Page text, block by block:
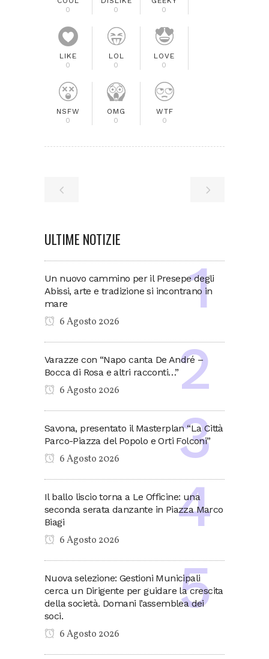
0
0
0
LIKE
0
LOL
0
LOVE
0
NSFW
0
OMG
0
WTF
0
ULTIME NOTIZIE
Un nuovo cammino per il Presepe degli
Abissi, arte e tradizione si incontrano in
mare
6 Agosto 2026
Varazze con “Napo canta De André –
Bocca di Rosa e altri racconti…”
6 Agosto 2026
Savona, presentato il Masterplan “La Città
Parco-Piazza del Popolo e Orti Folconi”
6 Agosto 2026
Il ballo liscio torna a Le Officine: una
seconda serata danzante in Piazza Marco
Biagi
6 Agosto 2026
Nuova selezione: Gestioni Municipali
cerca un Dirigente per guidare la crescita
della società. Domani l’assemblea dei
soci.
6 Agosto 2026